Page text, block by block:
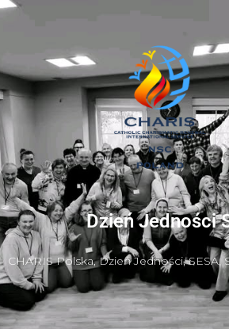
Dzień Jedności
CHARIS Polska,Dzień Jedności,SESA,